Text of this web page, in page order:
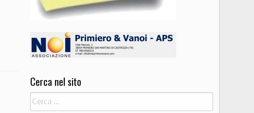
Cerca nel sito
Ricerca
per: